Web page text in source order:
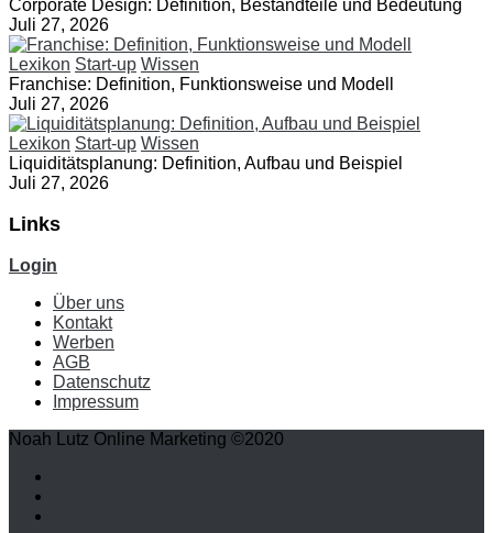
Corporate Design: Definition, Bestandteile und Bedeutung
Juli 27, 2026
Lexikon Start-up Wissen
Franchise: Definition, Funktionsweise und Modell
Juli 27, 2026
Lexikon Start-up Wissen
Liquiditätsplanung: Definition, Aufbau und Beispiel
Juli 27, 2026
Links
Login
Über uns
Kontakt
Werben
AGB
Datenschutz
Impressum
Noah Lutz Online Marketing ©2020